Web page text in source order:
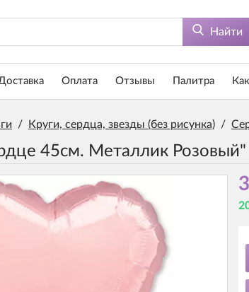
Найти
Оплата Отзывы Палитра
/ Круги, сердца, звезды (без рисунка) /
45см. Металлик Розовый"